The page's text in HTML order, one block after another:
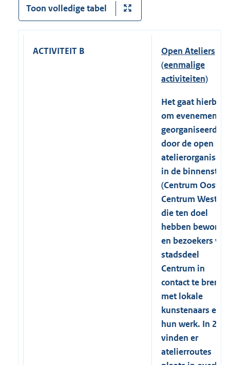
Toon volledige tabel
ACTIVITEIT B
Open Ateliers
(eenmalige
activiteiten)
Het gaat hierbij
om evenementen
georganiseerd
door de open
in de binnenstad
(Centrum Oost en
Centrum West),
die ten doel
hebben
en bezoekers van
stadsdeel
Centrum in
contact te
met lokale
kunstenaars en
hun werk. In 2026
vinden er
atelierroutes